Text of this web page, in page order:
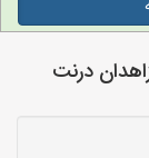
درنت